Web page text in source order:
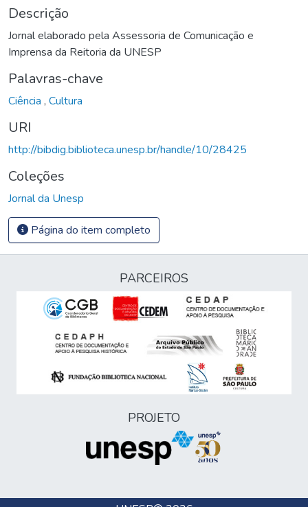
Descrição
Jornal elaborado pela Assessoria de Comunicação e
Imprensa da Reitoria da UNESP
Palavras-chave
Ciência , Cultura
URI
http://bibdig.biblioteca.unesp.br/handle/10/28425
Coleções
Jornal da Unesp
Página do item completo
PARCEIROS
PROJETO